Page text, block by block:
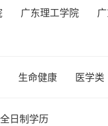
广东理工学院
生命健康 医学类
全日制学历